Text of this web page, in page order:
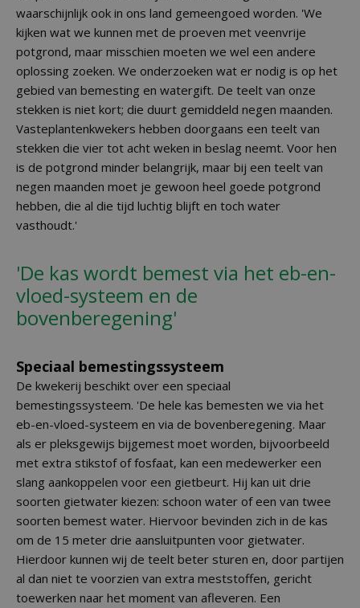
waarschijnlijk ook in ons land gemeengoed worden. 'We
kijken wat we kunnen met de proeven met veenvrije
potgrond, maar misschien moeten we wel een andere
oplossing zoeken. We onderzoeken wat er nodig is op het
gebied van bemesting en watergift. De teelt van onze
stekken is niet kort; die duurt gemiddeld negen maanden.
Vasteplantenkwekers hebben doorgaans een teelt van
stekken die vier tot acht weken in beslag neemt. Voor hen
is de potgrond minder belangrijk, maar bij een teelt van
negen maanden moet je gewoon heel goede potgrond
hebben, die al die tijd luchtig blijft en toch water
vasthoudt.'
'De kas wordt bemest via het eb-en-
vloed-systeem en de
bovenberegening'
Speciaal bemestingssysteem
De kwekerij beschikt over een speciaal
bemestingssysteem. 'De hele kas bemesten we via het
eb-en-vloed-systeem en via de bovenberegening. Maar
als er pleksgewijs bijgemest moet worden, bijvoorbeeld
met extra stikstof of fosfaat, kan een medewerker een
slang aankoppelen voor een gietbeurt. Hij kan uit drie
soorten gietwater kiezen: schoon water of een van twee
soorten bemest water. Hiervoor bevinden zich in de kas
om de 15 meter drie aansluitpunten voor gietwater.
Hierdoor kunnen wij de teelt beter sturen en, door partijen
al dan niet te voorzien van extra meststoffen, gericht
toewerken naar het moment van afleveren. Een